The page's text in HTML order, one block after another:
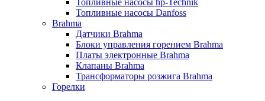
Топливные насосы hp-Technik
Топливные насосы Danfoss
Brahma
Датчики Brahma
Блоки управления горением Brahma
Платы электронные Brahma
Клапаны Brahma
Трансформаторы розжига Brahma
Горелки